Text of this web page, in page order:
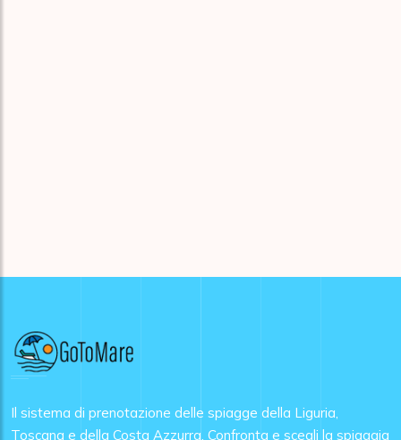
Il sistema di prenotazione delle spiagge della Liguria,
Toscana e della Costa Azzurra. Confronta e scegli la spiaggia